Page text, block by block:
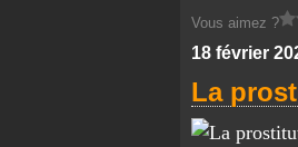
Vous aimez ?
18 février
La